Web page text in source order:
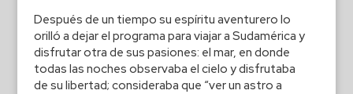
Después de un tiempo su espíritu aventurero lo
orilló a dejar el programa para viajar a Sudamérica y
disfrutar otra de sus pasiones: el mar, en donde
todas las noches observaba el cielo y disfrutaba
de su libertad; consideraba que “ver un astro a